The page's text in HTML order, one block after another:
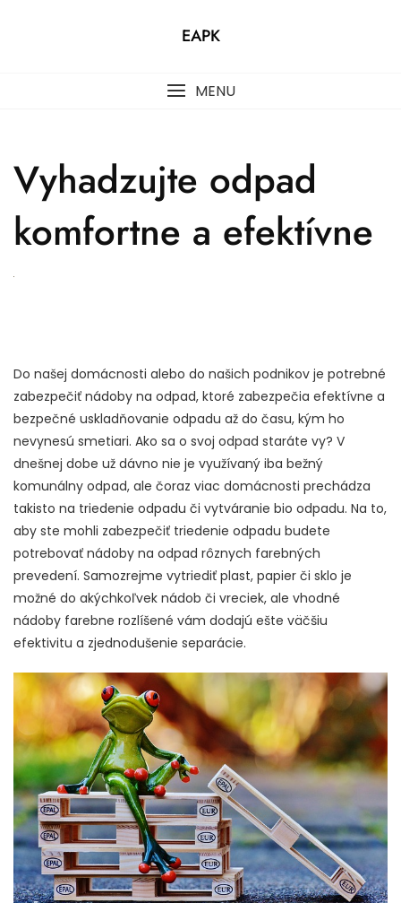
EAPK
MENU
Vyhadzujte odpad
komfortne a efektívne
Do našej domácnosti alebo do našich podnikov je potrebné
zabezpečiť nádoby na odpad, ktoré zabezpečia efektívne a
bezpečné uskladňovanie odpadu až do času, kým ho
nevynesú smetiari. Ako sa o svoj odpad staráte vy? V
dnešnej dobe už dávno nie je využívaný iba bežný
komunálny odpad, ale čoraz viac domácnosti prechádza
takisto na triedenie odpadu či vytváranie bio odpadu. Na to,
aby ste mohli zabezpečiť triedenie odpadu budete
potrebovať nádoby na odpad rôznych farebných
prevedení. Samozrejme vytriediť plast, papier či sklo je
možné do akýchkoľvek nádob či vreciek, ale vhodné
nádoby farebne rozlíšené vám dodajú ešte väčšiu
efektivitu a zjednodušenie separácie.